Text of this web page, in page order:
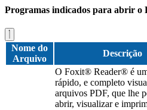
Programas indicados para abrir o
Nome do
Arquivo
Descrição
O Foxit® Reader® é
rápido, e completo
arquivos PDF, que lhe
abrir, visualizar e